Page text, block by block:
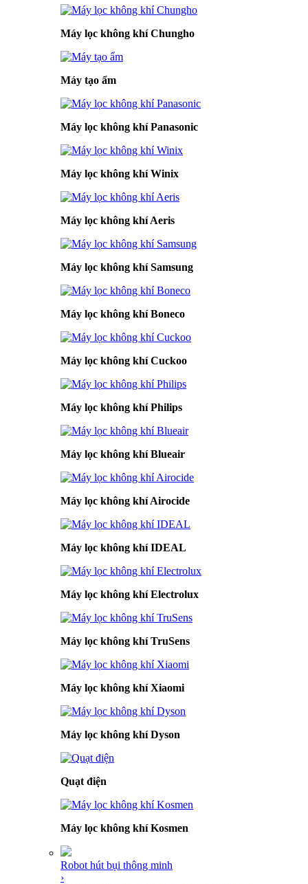
Máy lọc không khí Chungho
Máy tạo ẩm
Máy lọc không khí Panasonic
Máy lọc không khí Winix
Máy lọc không khí Aeris
Máy lọc không khí Samsung
Máy lọc không khí Boneco
Máy lọc không khí Cuckoo
Máy lọc không khí Philips
Máy lọc không khí Blueair
Máy lọc không khí Airocide
Máy lọc không khí IDEAL
Máy lọc không khí Electrolux
Máy lọc không khí TruSens
Máy lọc không khí Xiaomi
Máy lọc không khí Dyson
Quạt điện
Máy lọc không khí Kosmen
Robot hút bụi thông minh
›